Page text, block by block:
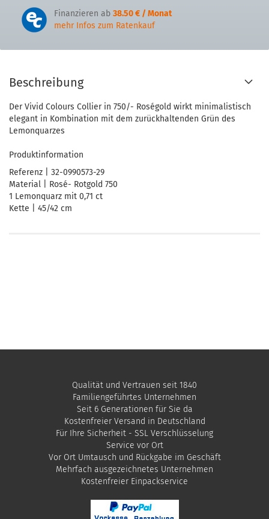
Finanzieren ab 38.50 € / Monat
mehr Infos zum Ratenkauf
Beschreibung
Der Vivid Colours Collier in 750/- Roségold wirkt minimalistisch
elegant in Kombination mit dem zurückhaltenden Grün des
Lemonquarzes
Produktinformation
Referenz | 32-0990573-29
Material | Rosé- Rotgold 750
1 Lemonquarz mit 0,71 ct
Kette | 45/42 cm
Qualität und Vertrauen seit 1840
Familiengeführtes Unternehmen
Seit 6 Generationen für Sie da
Kostenfreier Versand in Deutschland
Für Ihre Sicherheit - SSL Verschlüsselung
Service vor Ort
Vor Ort Umtausch und Rückgabe im Geschäft
Mehrfach ausgezeichnetes Unternehmen
​Kostenfreier Einpackservice